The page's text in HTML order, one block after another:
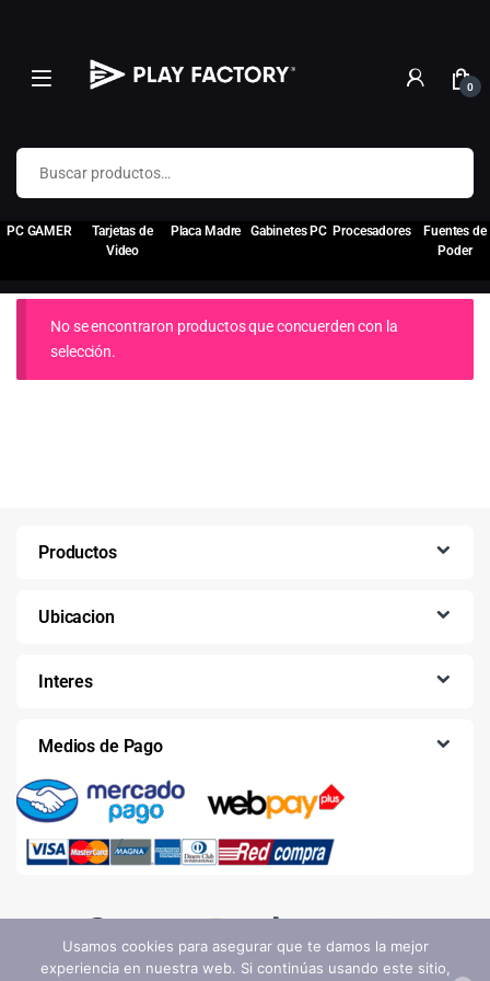
0
Buscar por:
PC GAMER
Tarjetas de
Video
Placa Madre Gabinetes PC Procesadores
Fuentes de
Poder
No se encontraron productos que concuerden con la
selección.
Productos
Ubicacion
Interes
Medios de Pago
Usamos cookies para asegurar que te damos la mejor
experiencia en nuestra web. Si continúas usando este sitio,